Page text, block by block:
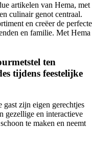
artikelen van Hema, met
culinair genot centraal.
en creëer de perfecte
en familie. Met Hema
ten
tijdens feestelijke
gast zijn eigen gerechtjes
gezellige en interactieve
te maken en neemt